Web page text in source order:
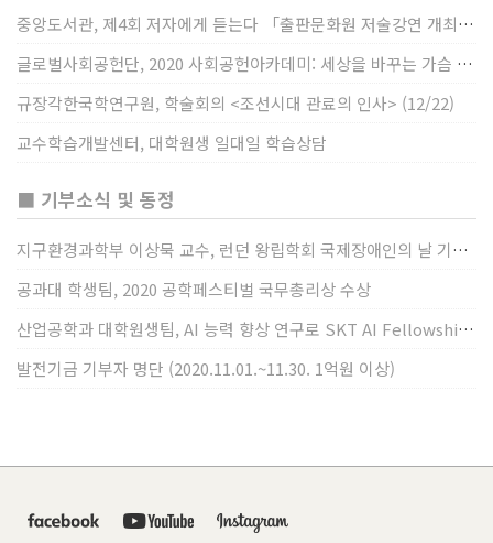
중앙도서관, 제4회 저자에게 듣는다 「출판문화원 저술강연 개최」(12/17)
글로벌사회공헌단, 2020 사회공헌아카데미: 세상을 바꾸는 가슴 따뜻한 나눔(12/23~24)
규장각한국학연구원, 학술회의 <조선시대 관료의 인사> (12/22)
교수학습개발센터, 대학원생 일대일 학습상담
■ 기부소식 및 동정
지구환경과학부 이상묵 교수, 런던 왕립학회 국제장애인의 날 기념 “전 세계 장애가 있는 과학자”에 소개
공과대 학생팀, 2020 공학페스티벌 국무총리상 수상
산업공학과 대학원생팀, AI 능력 향상 연구로 SKT AI Fellowship 2기 최우수팀 선정
발전기금 기부자 명단 (2020.11.01.~11.30. 1억원 이상)